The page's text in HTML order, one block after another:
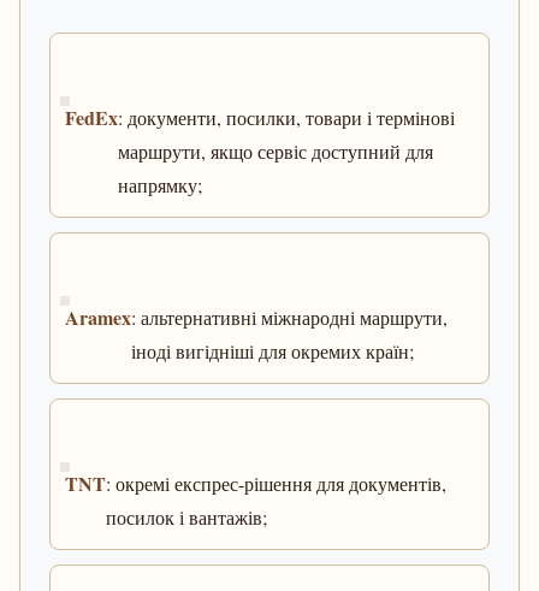
FedEx: документи, посилки, товари і термінові
маршрути, якщо сервіс доступний для
напрямку;
Aramex: альтернативні міжнародні маршрути,
іноді вигідніші для окремих країн;
TNT: окремі експрес-рішення для документів,
посилок і вантажів;